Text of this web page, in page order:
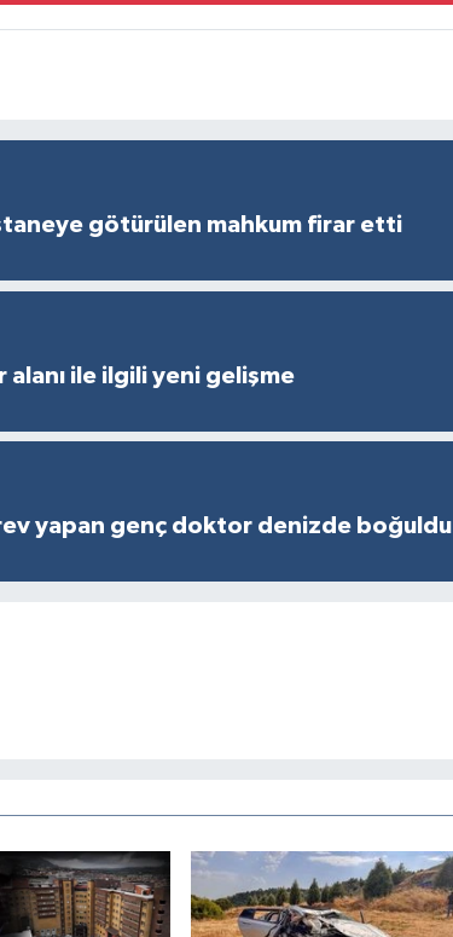
götürülen mahkum firar etti
alanı ile ilgili yeni gelişme
yapan genç doktor denizde boğuldu